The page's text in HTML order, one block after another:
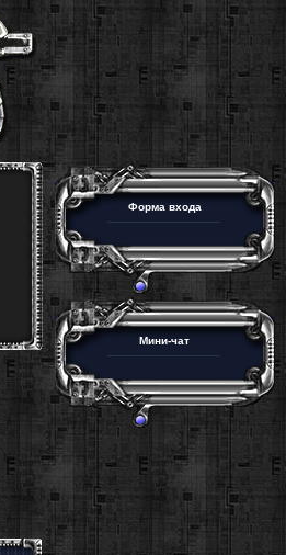
Форма входа
Мини-чат